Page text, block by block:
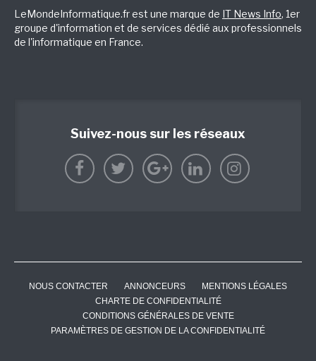
LeMondeInformatique.fr est une marque de IT News Info, 1er
groupe d'information et de services dédié aux professionnels
de l'informatique en France.
Suivez-nous sur les réseaux
NOUS CONTACTER ANNONCEURS
MENTIONS LÉGALES
CHARTE DE CONFIDENTIALITÉ
CONDITIONS GÉNÉRALES DE VENTE
PARAMÈTRES DE GESTION DE LA CONFIDENTIALITÉ